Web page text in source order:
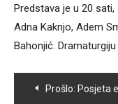
Predstava je u 20
Adna Kaknjo, Adem
Bahonjić.
Navigacija
Prošlo: Posjeta edukativno-kreativnom centru „Teta Pričalica“: Razgovor o sadržajnom ljetnom